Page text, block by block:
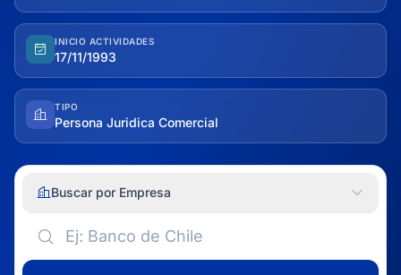
INICIO ACTIVIDADES
17/11/1993
TIPO
Persona Juridica Comercial
Buscar por Empresa